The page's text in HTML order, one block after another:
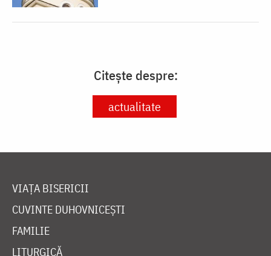
Citește despre:
actualitate
VIAȚA BISERICII
CUVINTE DUHOVNICEȘTI
FAMILIE
LITURGICĂ